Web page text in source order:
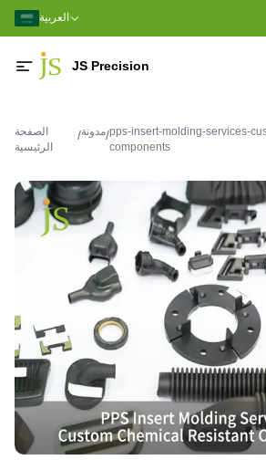
العربية
JS Precision
الصفحة
الرئيسية
/مدونة/pps-insert-molding-services-
components